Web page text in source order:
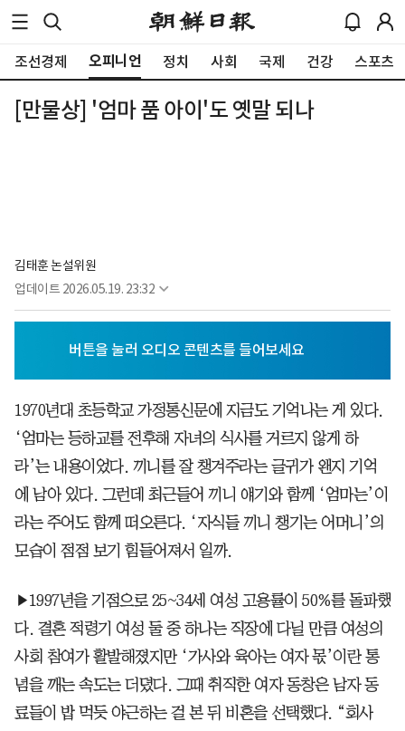
조선경제 오피니언 정치 사회 국제 건강 스포츠
[만물상] '엄마 품 아이'도 옛말 되나
김태훈 논설위원
업데이트 2026.05.19. 23:32
1970년대 초등학교 가정통신문에 지금도 기억나는 게 있다.
‘엄마는 등하교를 전후해 자녀의 식사를 거르지 않게 하
라’는 내용이었다. 끼니를 잘 챙겨주라는 글귀가 왠지 기억
에 남아 있다. 그런데 최근들어 끼니 얘기와 함께 ‘엄마는’이
라는 주어도 함께 떠오른다. ‘자식들 끼니 챙기는 어머니’의
모습이 점점 보기 힘들어져서 일까.
▶1997년을 기점으로 25~34세 여성 고용률이 50%를 돌파했
다. 결혼 적령기 여성 둘 중 하나는 직장에 다닐 만큼 여성의
사회 참여가 활발해졌지만 ‘가사와 육아는 여자 몫’이란 통
념을 깨는 속도는 더뎠다. 그때 취직한 여자 동창은 남자 동
료들이 밥 먹듯 야근하는 걸 본 뒤 비혼을 선택했다. “회사